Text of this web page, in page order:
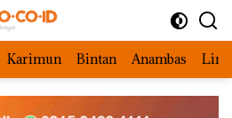
Karimun Bintan Anambas